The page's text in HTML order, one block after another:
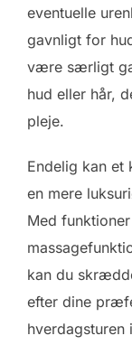
eventuelle
gavnligt for
være særligt
hud eller hår,
pleje.
Endelig kan et
en mere
Med
kan du
efter dine
hverdagsturen